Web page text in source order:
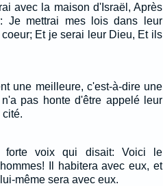
avec la maison d'Israël, Après
Je mettrai mes lois dans leur
Et je serai leur Dieu, Et ils
une meilleure, c'est-à-dire une
pas honte d'être appelé leur
cité.
forte voix qui disait: Voici le
Il habitera avec eux, et
même sera avec eux.